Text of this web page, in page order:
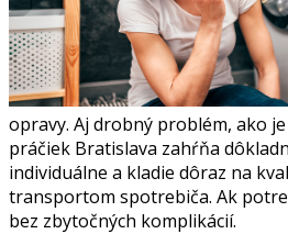
opravy. Aj drobný problém, ako
práčiek Bratislava zahŕňa
individuálne a kladie dôraz na
transportom spotrebiča. Ak
bez zbytočných komplikácií.